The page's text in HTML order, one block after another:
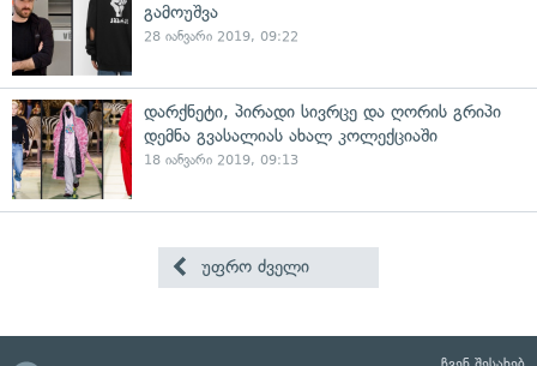
გამოუშვა
28 იანვარი 2019, 09:22
დარქნეტი, პირადი სივრცე და ღორის გრიპი
დემნა გვასალიას ახალ კოლექციაში
18 იანვარი 2019, 09:13
უფრო ძველი